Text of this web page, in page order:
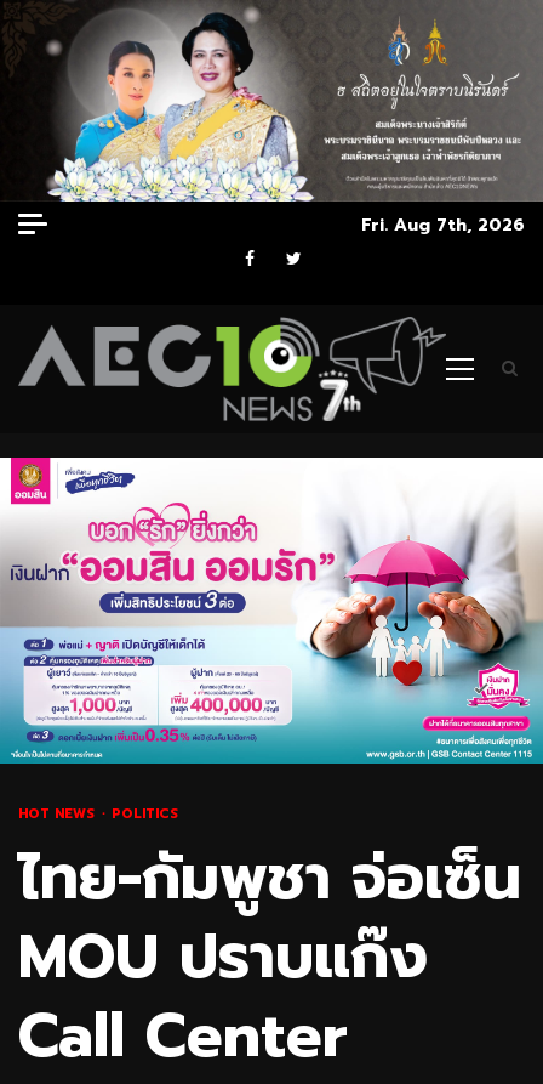
Skip
to
Fri. Aug 7th, 2026
Facebook
Twitter
Primary
HOT NEWS POLITICS
ไทย-กัมพูชา จ่อเซ็น
MOU ปราบแก๊ง
Call Center